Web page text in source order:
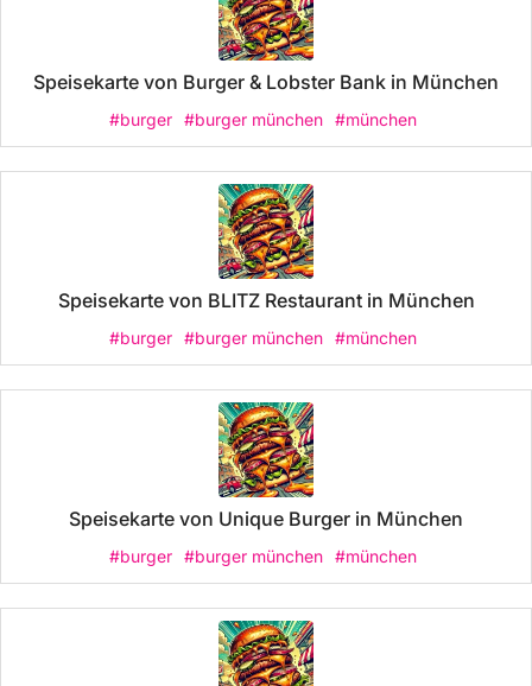
Speisekarte von Burger & Lobster Bank in München
#burger #burger münchen #münchen
Speisekarte von BLITZ Restaurant in München
#burger #burger münchen #münchen
Speisekarte von Unique Burger in München
#burger #burger münchen #münchen